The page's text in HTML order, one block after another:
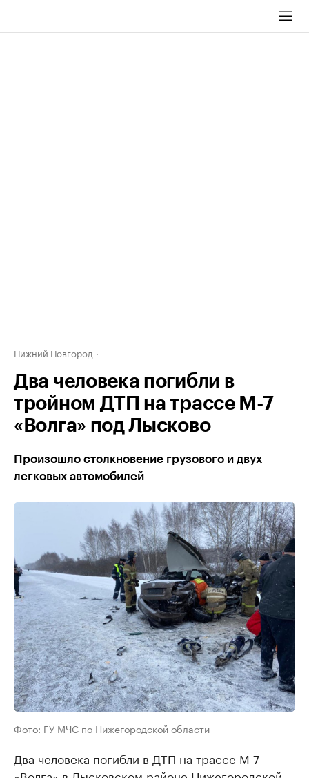
Нижний Новгород
Два человека погибли в
тройном ДТП на трассе М-7
«Волга» под Лысково
Произошло столкновение грузового и двух
легковых автомобилей
Фото: ГУ МЧС по Нижегородской области
Два человека погибли в ДТП на трассе М-7